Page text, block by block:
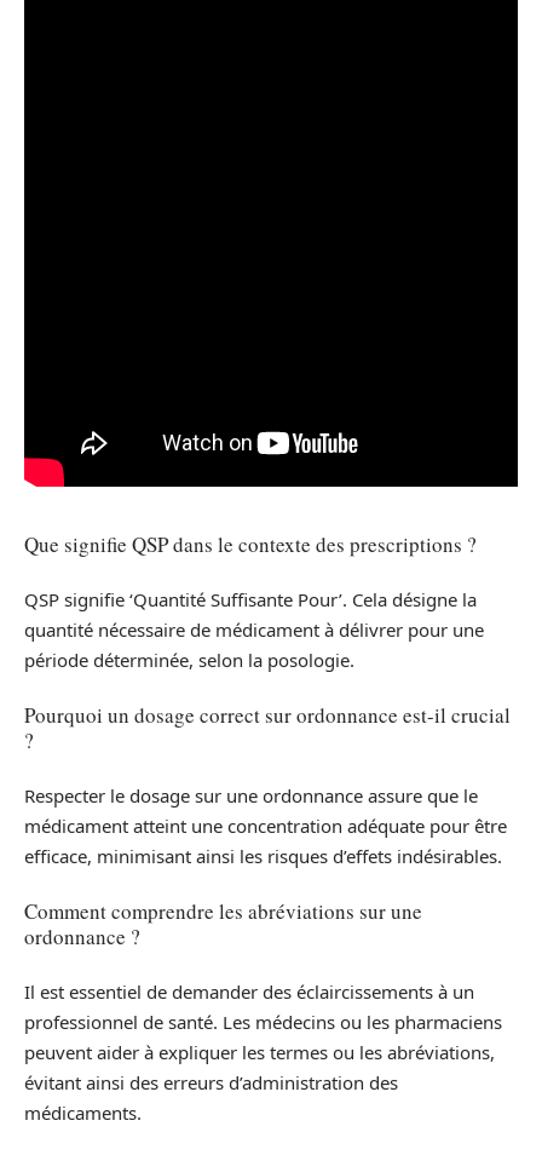
Que signifie QSP dans le contexte des prescriptions ?
QSP signifie ‘Quantité Suffisante Pour’. Cela désigne la
quantité nécessaire de médicament à délivrer pour une
période déterminée, selon la posologie.
Pourquoi un dosage correct sur ordonnance est-il crucial
?
Respecter le dosage sur une ordonnance assure que le
médicament atteint une concentration adéquate pour être
efficace, minimisant ainsi les risques d’effets indésirables.
Comment comprendre les abréviations sur une
ordonnance ?
Il est essentiel de demander des éclaircissements à un
professionnel de santé. Les médecins ou les pharmaciens
peuvent aider à expliquer les termes ou les abréviations,
évitant ainsi des erreurs d’administration des
médicaments.